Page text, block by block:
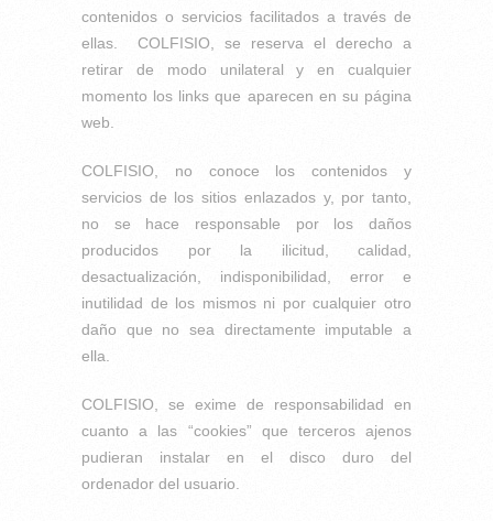
contenidos o servicios facilitados a través de
ellas. COLFISIO, se reserva el derecho a
retirar de modo unilateral y en cualquier
momento los links que aparecen en su página
web.
COLFISIO, no conoce los contenidos y
servicios de los sitios enlazados y, por tanto,
no se hace responsable por los daños
producidos por la ilicitud, calidad,
desactualización, indisponibilidad, error e
inutilidad de los mismos ni por cualquier otro
daño que no sea directamente imputable a
ella.
COLFISIO, se exime de responsabilidad en
cuanto a las “cookies” que terceros ajenos
pudieran instalar en el disco duro del
ordenador del usuario.